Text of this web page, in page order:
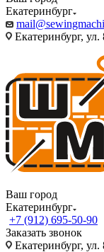
Екатеринбург
Екатеринбург, ул.
Ваш город
Екатеринбург
+7 (912) 695-50-90
Заказать звонок
Екатеринбург, ул.